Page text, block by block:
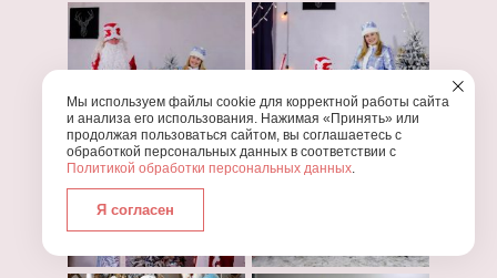
Мы используем файлы cookie для корректной работы сайта
и анализа его использования. Нажимая «Принять» или
продолжая пользоваться сайтом, вы соглашаетесь с
обработкой персональных данных в соответствии с
Политикой обработки персональных данных.
Я согласен